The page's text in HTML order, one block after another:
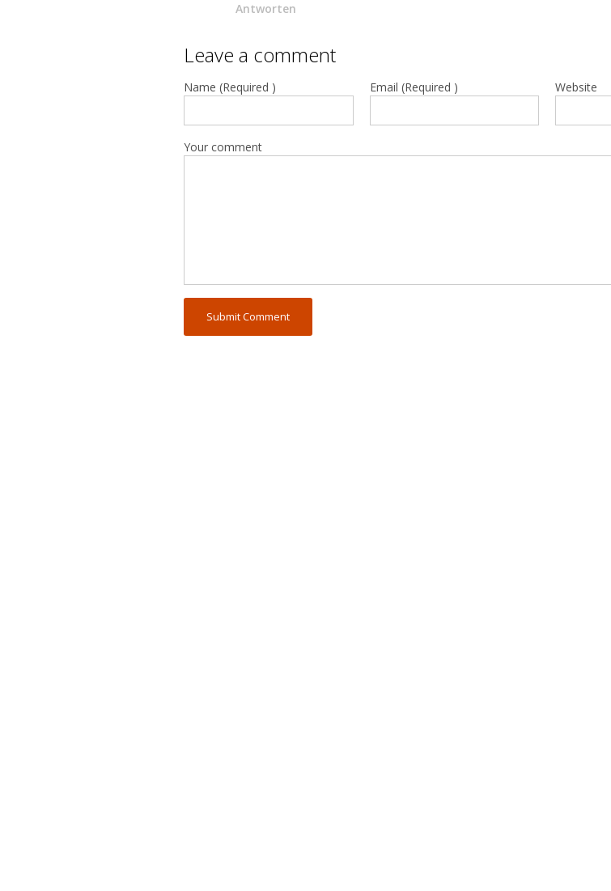
Antworten
Leave a comment
Name (Required ) Email (Required ) Website
Your comment